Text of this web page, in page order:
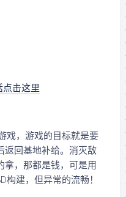
点击这里
戏，游戏的目标就是要
返回基地补给。消灭敌
拿，那都是钱，可是用
建，但异常的流畅！